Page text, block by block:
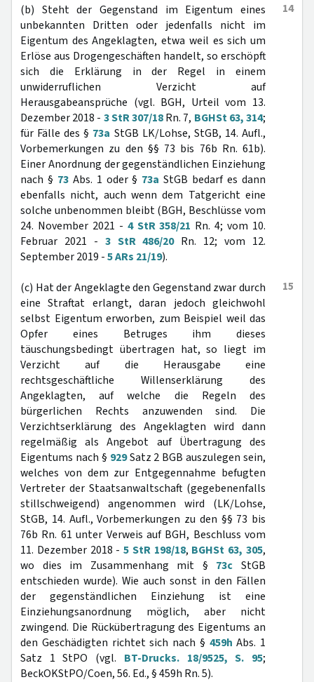
14
(b) Steht der Gegenstand im Eigentum eines
unbekannten Dritten oder jedenfalls nicht im
Eigentum des Angeklagten, etwa weil es sich um
Erlöse aus Drogengeschäften handelt, so erschöpft
sich die Erklärung in der Regel in einem
unwiderruflichen Verzicht auf
Herausgabeansprüche (vgl. BGH, Urteil vom 13.
Dezember 2018 - 3 StR 307/18Rn. 7, BGHSt 63, 314;
für Fälle des § 73a StGB LK/Lohse, StGB, 14. Aufl.,
Vorbemerkungen zu den §§ 73 bis 76b Rn. 61b).
Einer Anordnung der gegenständlichen Einziehung
nach § 73Abs. 1 oder § 73a StGB bedarf es dann
ebenfalls nicht, auch wenn dem Tatgericht eine
solche unbenommen bleibt (BGH, Beschlüsse vom
24. November 2021 - 4 StR 358/21 Rn. 4; vom 10.
Februar 2021 - 3 StR 486/20Rn. 12; vom 12.
September 2019 -5 ARs 21/19).
15
(c) Hat der Angeklagte den Gegenstand zwar durch
eine Straftat erlangt, daran jedoch gleichwohl
selbst Eigentum erworben, zum Beispiel weil das
Opfer eines Betruges ihm dieses
täuschungsbedingt übertragen hat, so liegt im
Verzicht auf die Herausgabe eine
rechtsgeschäftliche Willenserklärung des
Angeklagten, auf welche die Regeln des
bürgerlichen Rechts anzuwenden sind. Die
Verzichtserklärung des Angeklagten wird dann
regelmäßig als Angebot auf Übertragung des
Eigentums nach § 929Satz 2 BGB auszulegen sein,
welches von dem zur Entgegennahme befugten
Vertreter der Staatsanwaltschaft (gegebenenfalls
stillschweigend) angenommen wird (LK/Lohse,
StGB, 14. Aufl., Vorbemerkungen zu den §§ 73 bis
76b Rn. 61 unter Verweis auf BGH, Beschluss vom
11. Dezember 2018 -5 StR 198/18, BGHSt 63, 305,
wo dies im Zusammenhang mit § 73c StGB
entschieden wurde). Wie auch sonst in den Fällen
der gegenständlichen Einziehung ist eine
Einziehungsanordnung möglich, aber nicht
zwingend. Die Rückübertragung des Eigentums an
den Geschädigten richtet sich nach § 459h Abs. 1
Satz 1 StPO (vgl. BT-Drucks. 18/9525, S. 95;
BeckOKStPO/Coen, 56. Ed., § 459h Rn. 5).